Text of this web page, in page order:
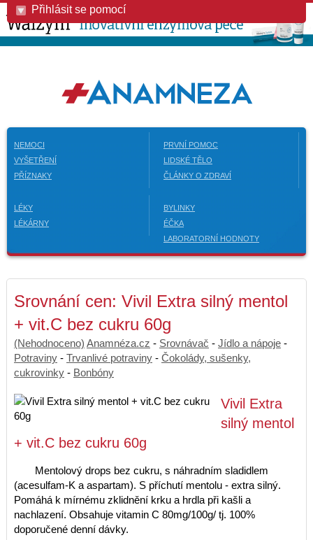
Přihlásit se pomocí
NEMOCI
VYŠETŘENÍ
PŘÍZNAKY
PRVNÍ POMOC
LIDSKÉ TĚLO
ČLÁNKY O ZDRAVÍ
LÉKY
LÉKÁRNY
BYLINKY
ÉČKA
LABORATORNÍ HODNOTY
Srovnání cen: Vivil Extra silný mentol
+ vit.C bez cukru 60g
(Nehodnoceno) Anamnéza.cz - Srovnávač - Jídlo a nápoje -
Potraviny - Trvanlivé potraviny - Čokolády, sušenky,
cukrovinky - Bonbóny
Vivil Extra
silný mentol
+ vit.C bez cukru 60g
Mentolový drops bez cukru, s náhradním sladidlem
(acesulfam-K a aspartam). S příchutí mentolu - extra silný.
Pomáhá k mírnému zklidnění krku a hrdla při kašli a
nachlazení. Obsahuje vitamin C 80mg/100g/ tj. 100%
doporučené denní dávky.